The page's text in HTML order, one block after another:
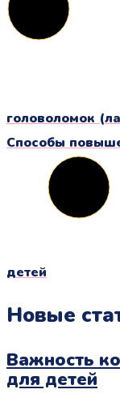
головоломок
Способы
детей
Новые
Важность
для детей